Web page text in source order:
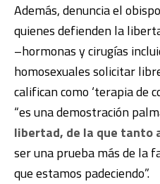
Además, denuncia el
quienes defienden la
–hormonas y cirugías
homosexuales solicitar
califican como ‘terapia de
“es una demostración
libertad, de la que tanto
ser una prueba más de la
que estamos padeciendo”.